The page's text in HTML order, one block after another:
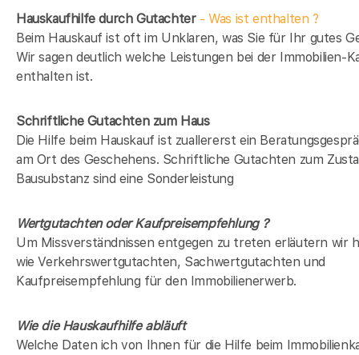
Hauskaufhilfe durch Gutachter- Was ist enthalten ?
Beim Hauskauf ist oft im Unklaren, was Sie für Ihr gutes
Wir sagen deutlich welche Leistungen bei der Immobilien-
enthalten ist.
Schriftliche Gutachten zum Haus
Die Hilfe beim Hauskauf ist zuallererst ein
am Ort des Geschehens. Schriftliche Gutachten zum
Bausubstanz sind eine Sonderleistung
Wertgutachten oder Kaufpreisempfehlung ?
Um Missverständnissen entgegen zu treten erläutern wir
wie Verkehrswertgutachten, Sachwertgutachten und
Kaufpreisempfehlung für den Immobilienerwerb.
Wie die Hauskaufhilfe abläuft
Welche Daten ich von Ihnen für die Hilfe beim